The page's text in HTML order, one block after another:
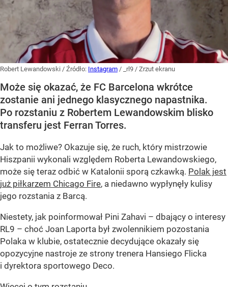
Robert Lewandowski / Źródło: Instagram / _rl9 / Zrzut ekranu
Może się okazać, że FC Barcelona wkrótce
zostanie ani jednego klasycznego napastnika.
Po rozstaniu z Robertem Lewandowskim blisko
transferu jest Ferran Torres.
Jak to możliwe? Okazuje się, że ruch, który mistrzowie
Hiszpanii wykonali względem Roberta Lewandowskiego,
może się teraz odbić w Katalonii sporą czkawką. Polak jest
już piłkarzem Chicago Fire, a niedawno wypłynęły kulisy
jego rozstania z Barcą.
Niestety, jak poinformował Pini Zahavi – dbający o interesy
RL9 – choć Joan Laporta był zwolennikiem pozostania
Polaka w klubie, ostatecznie decydujące okazały się
opozycyjne nastroje ze strony trenera Hansiego Flicka
i dyrektora sportowego Deco.